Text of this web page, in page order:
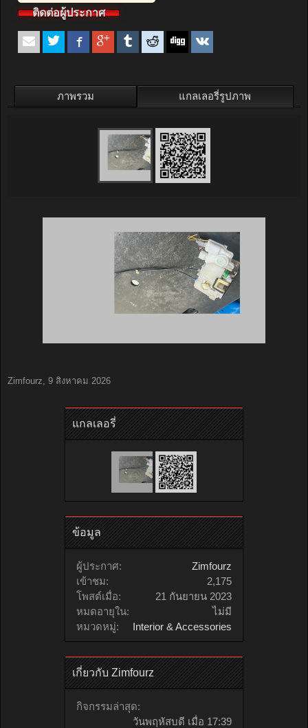
ติดต่อผู้ประกาศ
ภาพรวม แกลเลอรี่รูปภาพ
Zimfourz 9 สิงหาคม 2026
แกลเลอรี่
ข้อมูล
ผู้ประกาศ:
Zimfourz
เข้าชม:
2,175
โพสต์เมื่อ:
21 กันยายน 2023
หมดอายุใน:
ไม่มี
หมวดหมู่:
Interior & Accessories
เกี่ยวกับ Zimfourz
กิจกรรมล่าสุด:
วันพฤหัสบดี เมื่อ 17:39